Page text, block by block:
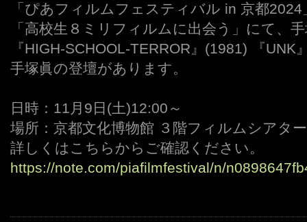
「ぴあフィルムフェスティバル in 京都
「高校生８ミリフィルムに出会う」にて、
『HIGH-SCHOOL-TERROR』(1981) 『UNK
手塚眞の登壇があります。
日時：11月9日(土)12:00～
場所：京都文化博物館 ３階フィルムシアター
詳しくはこちらからご確認ください。
https://note.com/piafilmfestival/n/